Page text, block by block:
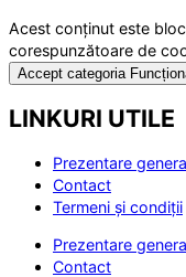
Acest conținut este
corespunzătoare de
Accept categoria
LINKURI UTILE
Prezentare
Contact
Termeni și condiții
Prezentare
Contact